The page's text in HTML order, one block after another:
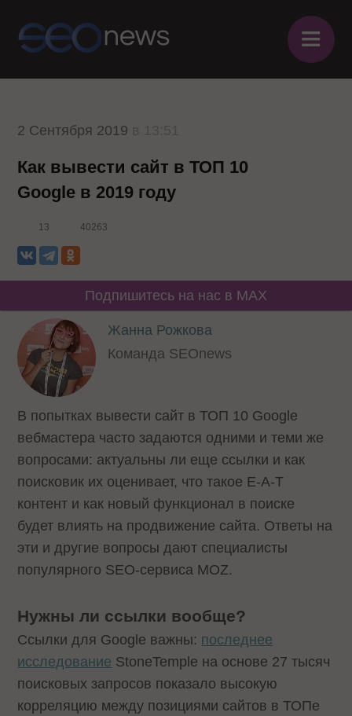
≡
2 Сентября 2019
Как вывести сайт в ТОП 10
Google в 2019 году
13 40263
Подпишитесь на нас в MAX
Жанна Рожкова
Команда SEOnews
В попытках вывести сайт в ТОП 10 Google
вебмастера часто задаются одними и теми же
вопросами: актуальны ли еще ссылки и как
поисковик их оценивает, что такое E-A-T
контент и как новый функционал в поиске
будет влиять на продвижение сайта. Ответы на
эти и другие вопросы дают специалисты
популярного SEO-сервиса MOZ.
Нужны ли ссылки вообще?
Ссылки для Google важны: последнее
исследование StoneTemple на основе 27 тысяч
поисковых запросов показало высокую
корреляцию между позициями сайтов в ТОПе